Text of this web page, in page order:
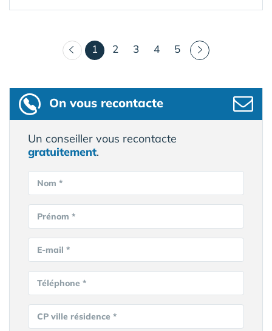
1 (courant)
2 3 4 5
On vous recontacte
Un conseiller vous recontacte
gratuitement.
Nom *
Prénom *
E-mail *
Téléphone *
CP ville résidence *